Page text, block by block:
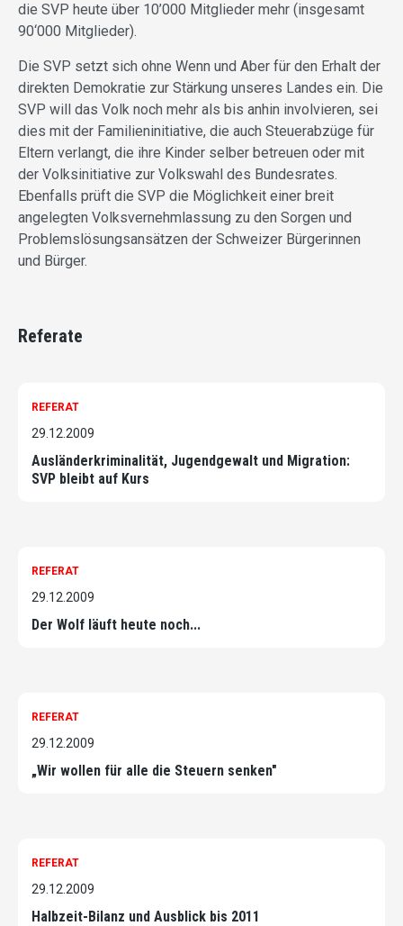
die SVP heute über 10’000 Mitglieder mehr (insgesamt
90‘000 Mitglieder).
Die SVP setzt sich ohne Wenn und Aber für den Erhalt der
direkten Demokratie zur Stärkung unseres Landes ein. Die
SVP will das Volk noch mehr als bis anhin involvieren, sei
dies mit der Familieninitiative, die auch Steuerabzüge für
Eltern verlangt, die ihre Kinder selber betreuen oder mit
der Volksinitiative zur Volkswahl des Bundesrates.
Ebenfalls prüft die SVP die Möglichkeit einer breit
angelegten Volksvernehmlassung zu den Sorgen und
Problemslösungsansätzen der Schweizer Bürgerinnen
und Bürger.
Referate
REFERAT
29.12.2009
Ausländerkriminalität, Jugendgewalt und Migration:
SVP bleibt auf Kurs
REFERAT
29.12.2009
Der Wolf läuft heute noch...
REFERAT
29.12.2009
„Wir wollen für alle die Steuern senken"
REFERAT
29.12.2009
Halbzeit-Bilanz und Ausblick bis 2011